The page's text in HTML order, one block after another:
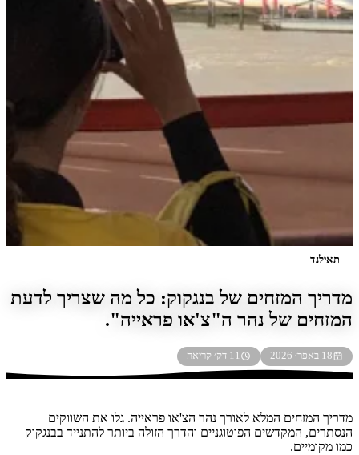
המזחים של בנגקוק: כל מה שצריך לדעת
של נהר ה"צ'או פראייה".
2026 11 דק׳ קריאה
המזחים המלא לאורך נהר הצ'או פראייה. גלו את השווקים
המקדשים הפוטוגניים והדרך הזולה ביותר להתנייד בבנגקוק